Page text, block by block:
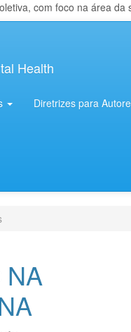
com foco na área
Health
Diretrizes para
NA